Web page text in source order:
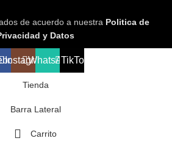
de acuerdo a nuestra Politica de
y Datos
InstagramWhatsAppTikTok
Tienda
Barra Lateral
Carrito